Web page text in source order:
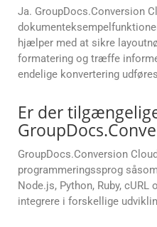
Ja. GroupDocs.Conversion
hjælper med at sikre
formatering og træffe
endelige konvertering
Er der
GroupDocs.Conversion
programmeringssprog
Node.js, Python, Ruby,
integrere i forskellige